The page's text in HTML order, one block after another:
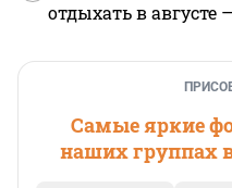
отдыхать в августе
Самые яркие
наших группах